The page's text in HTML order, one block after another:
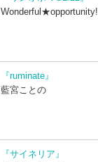
Wonderful★opportunity!
『ruminate』
藍宮ことの
『サイネリア』